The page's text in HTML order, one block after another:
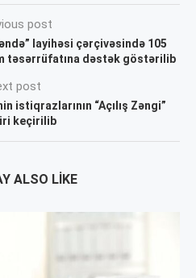
post
layihəsi çərçivəsində 105
təsərrüfatına dəstək göstərilib
post
istiqrazlarının “Açılış Zəngi”
keçirilib
ALSO LIKE